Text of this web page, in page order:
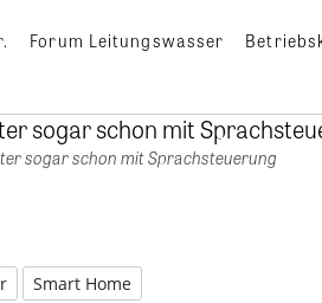
Forum Leitungswasser
sogar schon mit Sprachsteuerung
Smart Home